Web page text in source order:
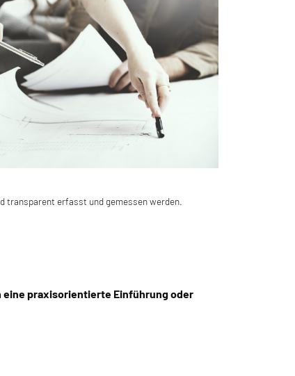
transparent erfasst und gemessen werden.
eine praxisorientierte Einführung oder